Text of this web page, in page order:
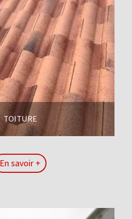
TOITURE
En savoir +